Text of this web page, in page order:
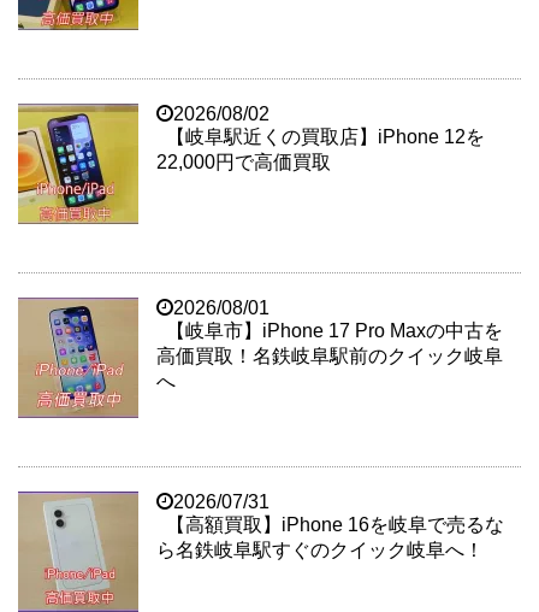
2026/08/02
【岐阜駅近くの買取店】iPhone 12を
22,000円で高価買取
2026/08/01
【岐阜市】iPhone 17 Pro Maxの中古を
高価買取！名鉄岐阜駅前のクイック岐阜
へ
2026/07/31
【高額買取】iPhone 16を岐阜で売るな
ら名鉄岐阜駅すぐのクイック岐阜へ！